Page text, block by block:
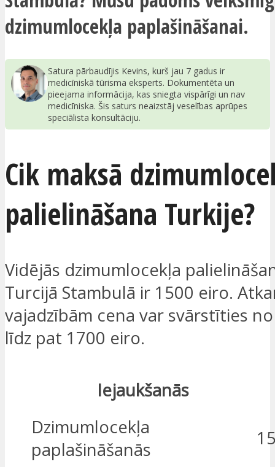
dzimumlocekļa paplašināšanai.
Satura pārbaudījis Kevins, kurš jau 7 gadus ir
medicīniskā tūrisma eksperts. Dokumentēta un
pieejama informācija, kas sniegta vispārīgi un nav
medicīniska. Šis saturs neaizstāj veselības aprūpes
speciālista konsultāciju.
Cik maksā
palielināšana Turkije?
Vidējās dzimumlocekļa
Turcijā Stambulā ir 1500 eiro.
vajadzībām cena var svārstīties
līdz pat 1700 eiro.
Iejaukšanās
Dzimumlocekļa
paplašināšanās